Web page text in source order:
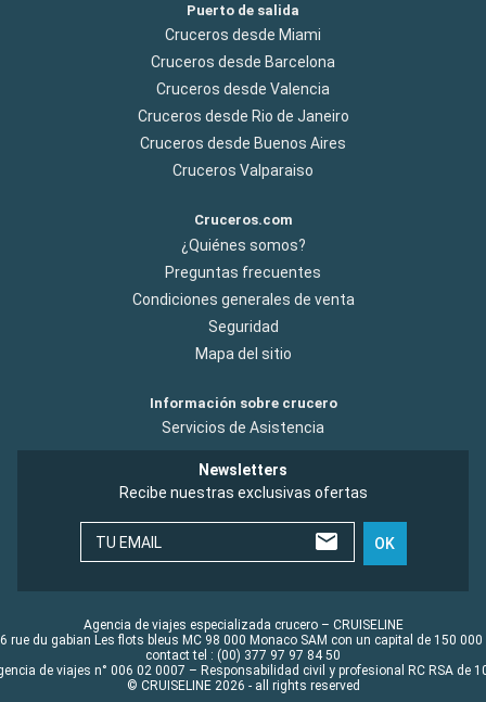
Puerto de salida
Cruceros desde Miami
Cruceros desde Barcelona
Cruceros desde Valencia
Cruceros desde Rio de Janeiro
Cruceros desde Buenos Aires
Cruceros Valparaiso
Cruceros.com
¿Quiénes somos?
Preguntas frecuentes
Condiciones generales de venta
Seguridad
Mapa del sitio
Información sobre crucero
Servicios de Asistencia
Newsletters
Recibe nuestras exclusivas ofertas
TU EMAIL OK
Agencia de viajes especializada crucero – CRUISELINE
rue du gabian Les flots bleus MC 98 000 Monaco SAM con un capital de 150 000
contact tel : (00) 377 97 97 84 50
de viajes n° 006 02 0007 – Responsabilidad civil y profesional RC RSA de
© CRUISELINE 2026 - all rights reserved